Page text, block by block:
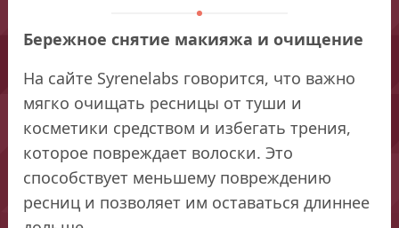
Бережное снятие макияжа и очищение
На сайте Syrenelabs говорится, что важно
мягко очищать ресницы от туши и
косметики средством и избегать трения,
которое повреждает волоски. Это
способствует меньшему повреждению
ресниц и позволяет им оставаться длиннее